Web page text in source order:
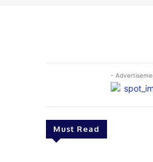
-
Must Read